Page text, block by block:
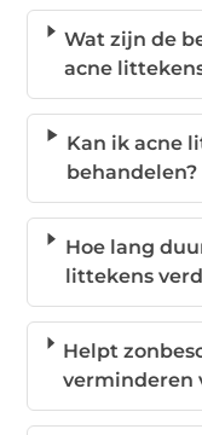
Wat zijn de
acne
Kan ik acne
behandelen?
Hoe lang
littekens
Helpt
verminderen